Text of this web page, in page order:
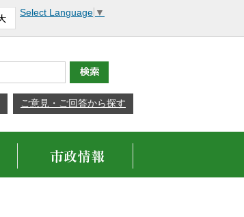
Select Language ▼
ご意見・ご回答から探す